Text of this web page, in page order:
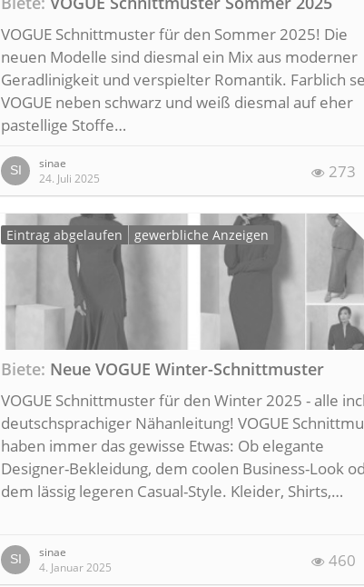
VOGUE Schnittmuster für den Sommer 2025! Die
neuen Modelle sind diesmal ein Mix aus moderner
Geradlinigkeit und verspielter Romantik. Farblich
VOGUE neben schwarz und weiß diesmal auf eher
pastellige Stoffe…
sinae
24. Juli 2025
273
Eintrag abgelaufen gewerbliche Anzeigen
Biete Neue VOGUE Winter-Schnittmuster
VOGUE Schnittmuster für den Winter 2025 - alle
deutschsprachiger Nähanleitung! VOGUE
haben immer das gewisse Etwas: Ob elegante
Designer-Bekleidung, dem coolen Business-Look
dem lässig legeren Casual-Style. Kleider, Shirts,…
sinae
4. Januar 2025
460